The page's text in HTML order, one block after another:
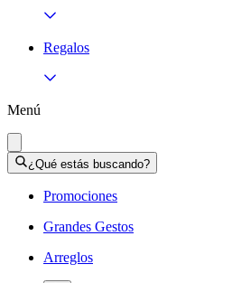
Regalos
Menú
¿Qué estás buscando?
Promociones
Grandes Gestos
Arreglos